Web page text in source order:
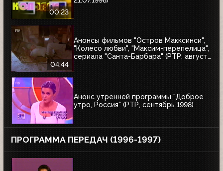
00:23
04:44
Анонсы фильмов "Остров Макксинси",
"Колесо любви", "Максим-перепелица",
сериала "Санта-Барбара" (РТР, август
Анонс утренней программы "Доброе
утро, Россия" (РТР, сентябрь 1998)
ПРОГРАММА ПЕРЕДАЧ (1996-1997)